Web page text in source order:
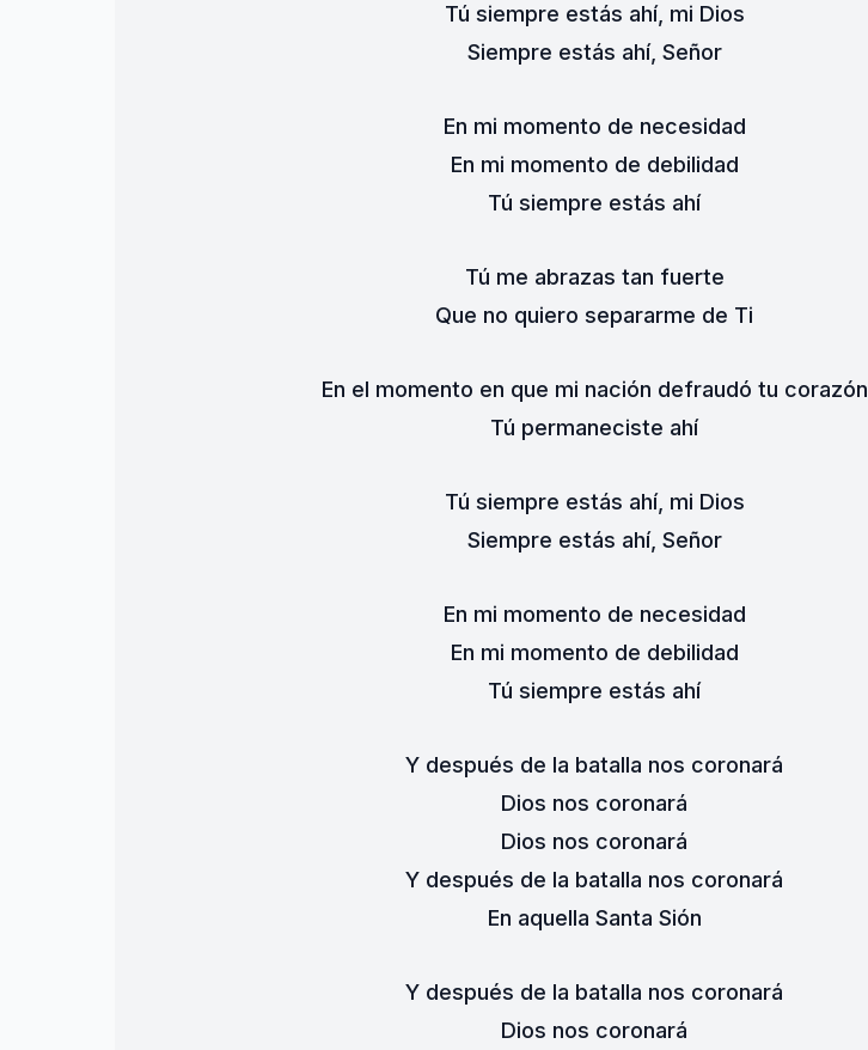
Tú siempre estás ahí, mi Dios
Siempre estás ahí, Señor
En mi momento de necesidad
En mi momento de debilidad
Tú siempre estás ahí
Tú me abrazas tan fuerte
Que no quiero separarme de Ti
En el momento en que mi nación defraudó tu corazón
Tú permaneciste ahí
Tú siempre estás ahí, mi Dios
Siempre estás ahí, Señor
En mi momento de necesidad
En mi momento de debilidad
Tú siempre estás ahí
Y después de la batalla nos coronará
Dios nos coronará
Dios nos coronará
Y después de la batalla nos coronará
En aquella Santa Sión
Y después de la batalla nos coronará
Dios nos coronará